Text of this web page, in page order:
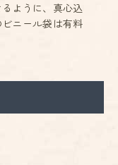
ように、真心込
ニール袋は有料